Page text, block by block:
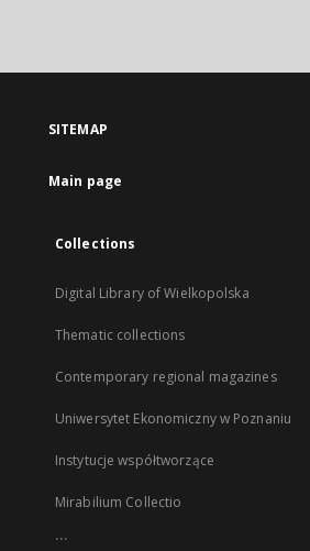
SITEMAP
Main page
Collections
Digital Library of Wielkopolska
Thematic collections
Contemporary regional magazines
Uniwersytet Ekonomiczny w Poznaniu
Instytucje współtworzące
Mirabilium Collectio
...